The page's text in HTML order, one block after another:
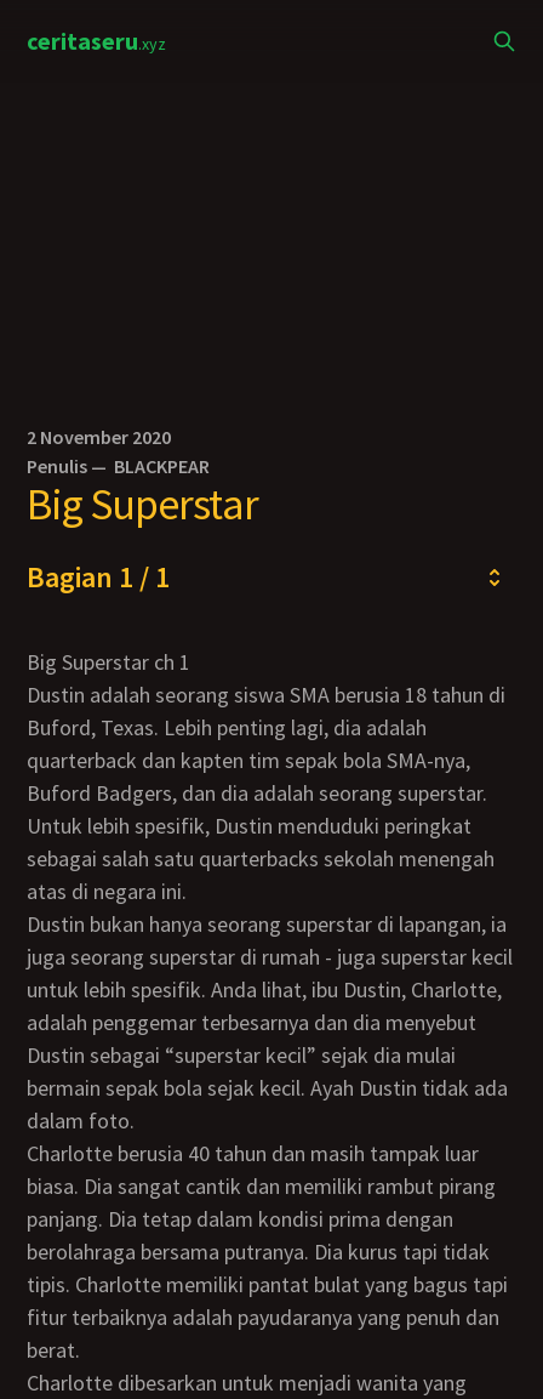
ceritaseru.xyz
2 November 2020
Penulis — BLACKPEAR
Big Superstar
Bagian 1 / 1
Big Superstar ch 1
Dustin adalah seorang siswa SMA berusia 18 tahun di
Buford, Texas. Lebih penting lagi, dia adalah
quarterback dan kapten tim sepak bola SMA-nya,
Buford Badgers, dan dia adalah seorang superstar.
Untuk lebih spesifik, Dustin menduduki peringkat
sebagai salah satu quarterbacks sekolah menengah
atas di negara ini.
Dustin bukan hanya seorang superstar di lapangan, ia
juga seorang superstar di rumah - juga superstar kecil
untuk lebih spesifik. Anda lihat, ibu Dustin, Charlotte,
adalah penggemar terbesarnya dan dia menyebut
Dustin sebagai “superstar kecil” sejak dia mulai
bermain sepak bola sejak kecil. Ayah Dustin tidak ada
dalam foto.
Charlotte berusia 40 tahun dan masih tampak luar
biasa. Dia sangat cantik dan memiliki rambut pirang
panjang. Dia tetap dalam kondisi prima dengan
berolahraga bersama putranya. Dia kurus tapi tidak
tipis. Charlotte memiliki pantat bulat yang bagus tapi
fitur terbaiknya adalah payudaranya yang penuh dan
berat.
Charlotte dibesarkan untuk menjadi wanita yang